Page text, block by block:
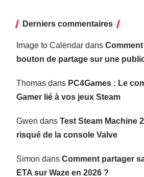
Derniers commentaires
Image to Calendardans
bouton de partage sur une
Thomasdans PC4Games : Le
Gamer lié à vos jeux Steam
Gwen dans Test Steam Machine
risqué de la console Valve
Simon dans Comment partager
ETA sur Waze en 2026 ?